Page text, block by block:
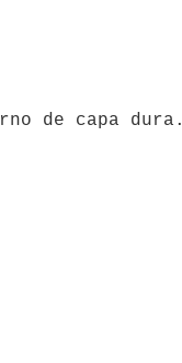
de capa dura.